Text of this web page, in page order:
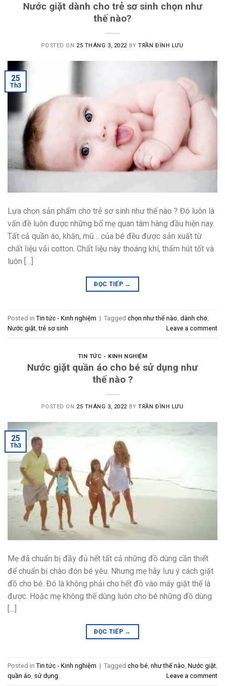
Nước giặt dành cho trẻ sơ sinh chọn như
thế nào?
POSTED ON 25 THÁNG 3, 2022 BYTRẦN ĐÌNH LƯU
25
Th3
Lựa chọn sản phẩm cho trẻ sơ sinh như thế nào ? Đó luôn là
vấn đề luôn được những bố mẹ quan tâm hàng đầu hiện nay.
Tất cả quần áo, khăn, mũ… của bé đều được sản xuất từ
chất liệu vải cotton. Chất liệu này thoáng khí, thấm hút tốt và
luôn […]
ĐỌC TIẾP →
Posted in Tin tức - Kinh nghiệm | Tagged chọn như thế nào dành cho
Nước giặt ,trẻ sơ sinh Leave a comment
TIN TỨC - KINH NGHIỆM
Nước giặt quần áo cho bé sử dụng như
thế nào ?
POSTED ON 25 THÁNG 3, 2022 BYTRẦN ĐÌNH LƯU
25
Th3
Mẹ đã chuẩn bị đầy đủ hết tất cả những đồ dùng cần thiết
để chuẩn bị chào đón bé yêu. Nhưng mẹ hãy lưu ý cách giặt
đồ cho bé. Đó là không phải cho hết đồ vào máy giặt thế là
được. Hoặc mẹ không thể dùng luôn cho bé những đồ dùng
[…]
ĐỌC TIẾP →
Posted in Tin tức - Kinh nghiệm | Tagged cho bé, như thế nào, Nước giặt,
quần áo, sử dụng Leave a comment